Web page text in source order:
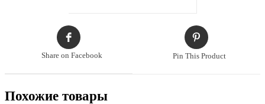
Share on Facebook Pin This Product
Похожие товары